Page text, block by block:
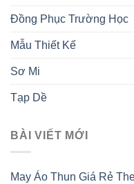
Đồng Phục Trường Học
Mẫu Thiết Kế
Sơ Mi
Tạp Dề
BÀI VIẾT MỚI
May Áo Thun Giá Rẻ